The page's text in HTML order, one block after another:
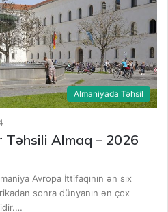
Almaniyada Təhsil
Almaq – 2026
Avropa İttifaqının ən sıx
sonra dünyanın ən çox